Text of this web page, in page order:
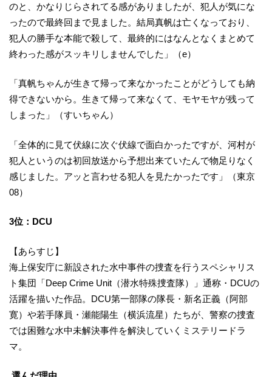
のと、かなりじらされてる感がありましたが、犯人が気にな
ったので最終回まで見ました。結局真帆は亡くなっており、
犯人の勝手な本能で殺して、最終的にはなんとなくまとめて
終わった感がスッキリしませんでした」（e）
「真帆ちゃんが生きて帰って来なかったことがどうしても納
得できないから。生きて帰って来なくて、モヤモヤが残って
しまった」（すいちゃん）
「全体的に見て伏線に次ぐ伏線で面白かったですが、河村が
犯人というのは初回放送から予想出来ていたんで物足りなく
感じました。アッと言わせる犯人を見たかったです」（東京
08）
3位：DCU
【あらすじ】
海上保安庁に新設された水中事件の捜査を行うスペシャリス
ト集団「Deep Crime Unit（潜水特殊捜査隊）」通称・DCUの
活躍を描いた作品。DCU第一部隊の隊長・新名正義（阿部
寛）や若手隊員・瀬能陽生（横浜流星）たちが、警察の捜査
では困難な水中未解決事件を解決していくミステリードラ
マ。